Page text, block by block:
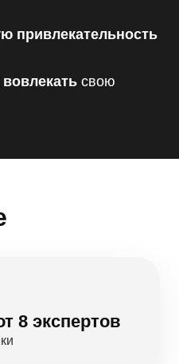
привлекательность
свою
8 экспертов